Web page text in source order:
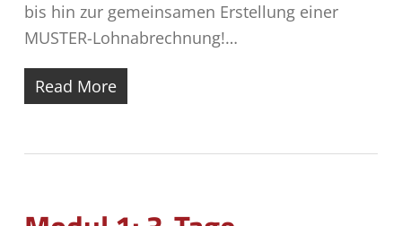
bis hin zur gemeinsamen Erstellung einer
MUSTER-Lohnabrechnung!…
Read More